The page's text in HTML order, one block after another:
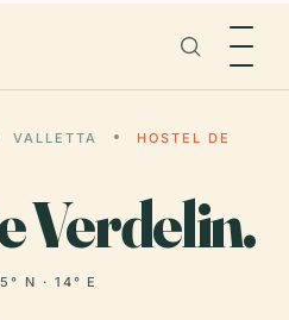
VALLETTA
HOSTEL DE
Verdelin.
N · 14° E